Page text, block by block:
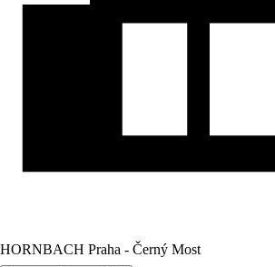
HORNBACH Praha - Černý Most